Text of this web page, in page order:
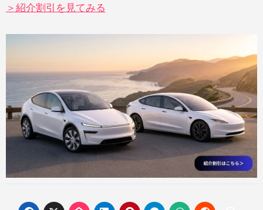
＞紹介割引を見てみる